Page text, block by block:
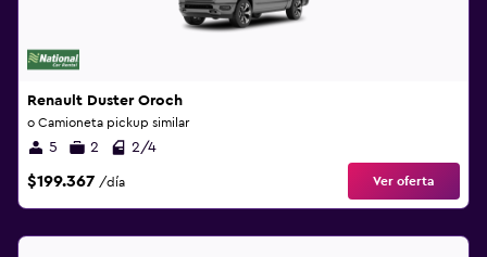
Renault Duster Oroch
o Camioneta pickup similar
5 2 2/4
$199.367 /día Ver oferta